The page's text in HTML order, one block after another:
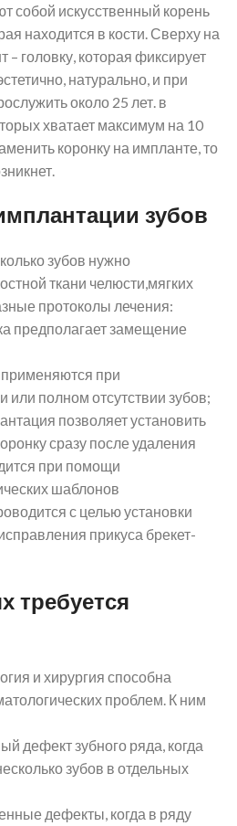
собой искусственный корень
находится в кости. Сверху на
– головку, которая фиксирует
натурально, и при
около 25 лет. в
хватает максимум на 10
коронку на импланте, то
зубов
зубов нужно
ткани челюсти,мягких
протоколы лечения:
предполагает замещение
при
или полном отсутствии зубов;
позволяет установить
сразу после удаления
при помощи
шаблонов
с целью установки
прикуса брекет-
требуется
и хирургия способна
проблем. К ним
дефект зубного ряда, когда
зубов в отдельных
дефекты, когда в ряду